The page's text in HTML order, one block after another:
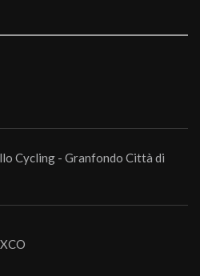
Cycling - Granfondo Città di